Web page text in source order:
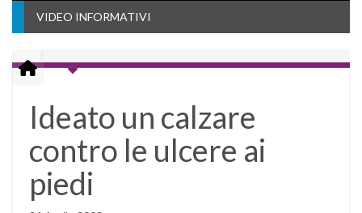
VIDEO INFORMATIVI
Ideato un calzare
contro le ulcere ai
piedi